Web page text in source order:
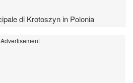
di Krotoszyn in Polonia
Advertisement